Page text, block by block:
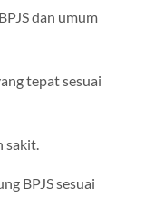
dan umum
tepat sesuai
sakit.
BPJS sesuai